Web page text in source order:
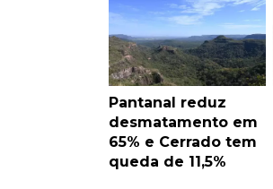
Pantanal reduz
desmatamento em
65% e Cerrado tem
queda de 11,5%